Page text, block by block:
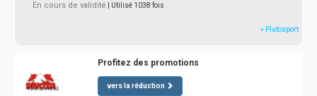
En cours de validité | Utilisé 1038 fois
» Plutosport
Profitez des promotions
vers la réduction